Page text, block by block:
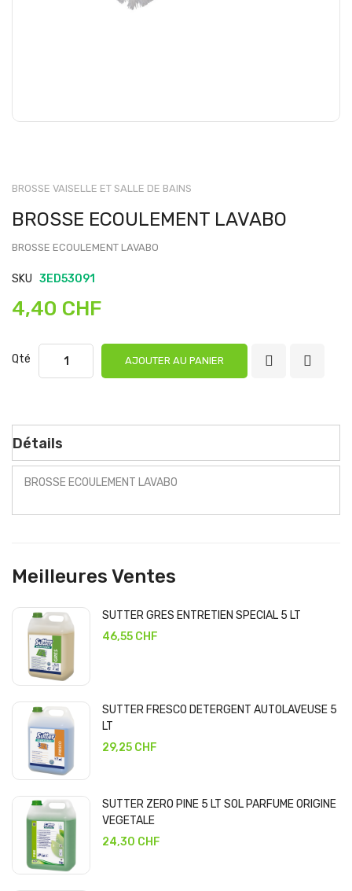
BROSSE VAISELLE ET SALLE DE BAINS
BROSSE ECOULEMENT LAVABO
BROSSE ECOULEMENT LAVABO
SKU 3ED53091
4,40 CHF
Qté AJOUTER AU PANIER
Détails
BROSSE ECOULEMENT LAVABO
Meilleures Ventes
SUTTER GRES ENTRETIEN SPECIAL 5 LT
46,55 CHF
SUTTER FRESCO DETERGENT AUTOLAVEUSE 5
LT
29,25 CHF
SUTTER ZERO PINE 5 LT SOL PARFUME ORIGINE
VEGETALE
24,30 CHF